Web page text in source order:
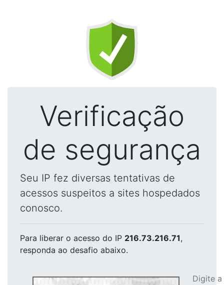
Verificação
de segurança
Seu IP fez diversas tentativas de
acessos suspeitos a sites hospedados
conosco.
Para liberar o acesso do IP 216.73.216.71,
responda ao desafio abaixo.
Digite